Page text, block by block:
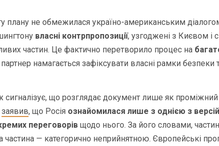
плану не обмежилася україно-американським
власні контрпропозиції, узгоджені з Києвом і
частин. Це фактично перетворило процес на
намагається зафіксувати власні рамки безпеки
що розглядає документ лише як проміжний
заявив, що Росія ознайомилася лише з однією з
переговорів щодо нього. За його словами,
частина — категорично неприйнятною. Європейські